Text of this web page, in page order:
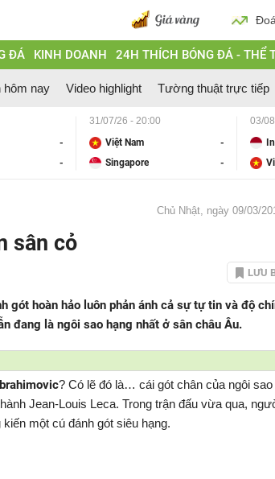
ĐÁ KINH DOANH 24H THÍCH BÓNG ĐÁ - THỂ
hôm nay Video highlight Tường thuật trực tiếp
-
-
31/07/26 - 20:00
Việt Nam
-
Singapore
-
03/
Chủ Nhật, ngày 09/03/
sân cỏ
LƯU
gót hoàn hảo luôn phản ánh cả sự tự tin và độ
đang là ngôi sao hạng nhất ở sân châu Âu.
? Có lẽ đó là… cái gót chân của ngôi
Jean-Louis Leca. Trong trận đấu vừa qua,
một cú đánh gót siêu hạng.